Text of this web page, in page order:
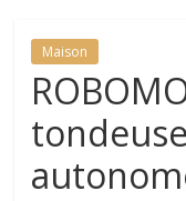
belge
connecté
Maison